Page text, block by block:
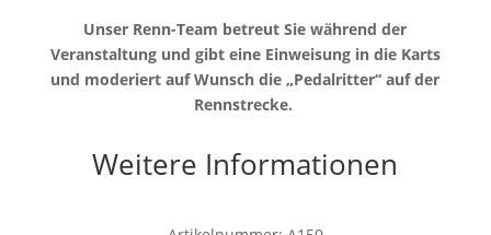
Unser Renn-Team betreut Sie während der
Veranstaltung und gibt eine Einweisung in die Karts
und moderiert auf Wunsch die „Pedalritter“ auf der
Rennstrecke.
Weitere Informationen